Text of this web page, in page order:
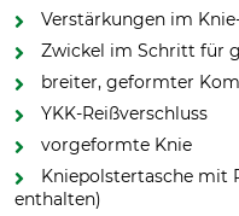
Verstärkungen im
Zwickel im Schritt für
breiter, geformter
YKK-Reißverschluss
vorgeformte Knie
Kniepolstertasche mit
enthalten)